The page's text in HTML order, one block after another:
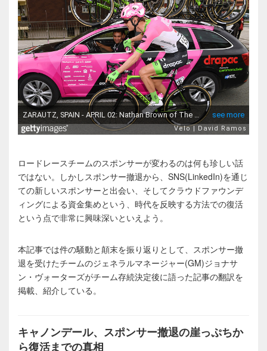
ロードレースチームのスポンサーが変わるのは何も珍しい話
ではない。しかしスポンサー撤退から、SNS(LinkedIn)を通じ
ての新しいスポンサーと出会い、そしてクラウドファウンデ
ィングによる資金集めという、時代を反映する方法での復活
という点で非常に興味深いといえよう。
本記事では件の騒動と顛末を振り返りとして、スポンサー撤
退を受けたチームのジェネラルマネージャー(GM)ジョナサ
ン・ヴォーターズがチーム存続決定後に語った記事の翻訳を
掲載、紹介している。
キャノンデール、スポンサー撤退の崖っぷちか
ら復活までの真相